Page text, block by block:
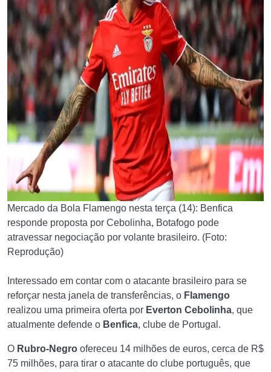
Mercado da Bola Flamengo nesta terça (14): Benfica
responde proposta por Cebolinha, Botafogo pode
atravessar negociação por volante brasileiro. (Foto:
Reprodução)
Interessado em contar com o atacante brasileiro para se
reforçar nesta janela de transferências, o Flamengo
realizou uma primeira oferta por Everton Cebolinha, que
atualmente defende o Benfica, clube de Portugal.
O Rubro-Negro ofereceu 14 milhões de euros, cerca de R$
75 milhões, para tirar o atacante do clube português, que